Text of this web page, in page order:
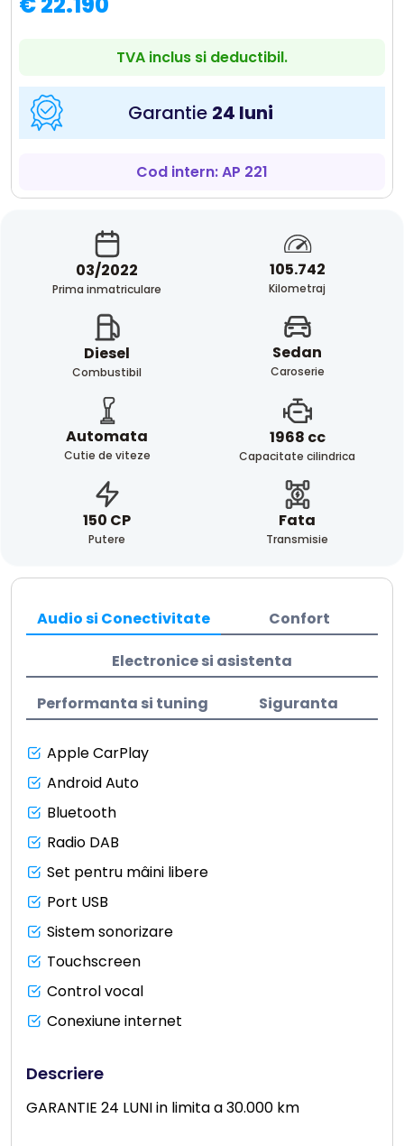
TVA inclus si deductibil.
Garantie 24 luni
Cod intern: AP 221
03/2022
Prima inmatriculare
105.742
Kilometraj
Diesel
Combustibil
Sedan
Caroserie
Automata
Cutie de viteze
1968 cc
Capacitate cilindrica
150 CP
Putere
Fata
Transmisie
Audio si Conectivitate Confort
Electronice si asistenta
Performanta si tuning Siguranta
Apple CarPlay
Android Auto
Bluetooth
Radio DAB
Set pentru mâini libere
Port USB
Sistem sonorizare
Touchscreen
Control vocal
Conexiune internet
Descriere
GARANTIE 24 LUNI in limita a 30.000 km